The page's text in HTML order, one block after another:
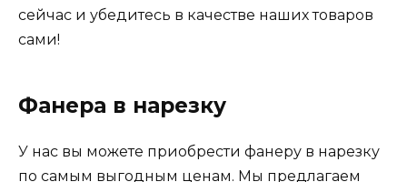
сейчас и убедитесь в качестве наших товаров
сами!
Фанера в нарезку
У нас вы можете приобрести фанеру в нарезку
по самым выгодным ценам. Мы предлагаем